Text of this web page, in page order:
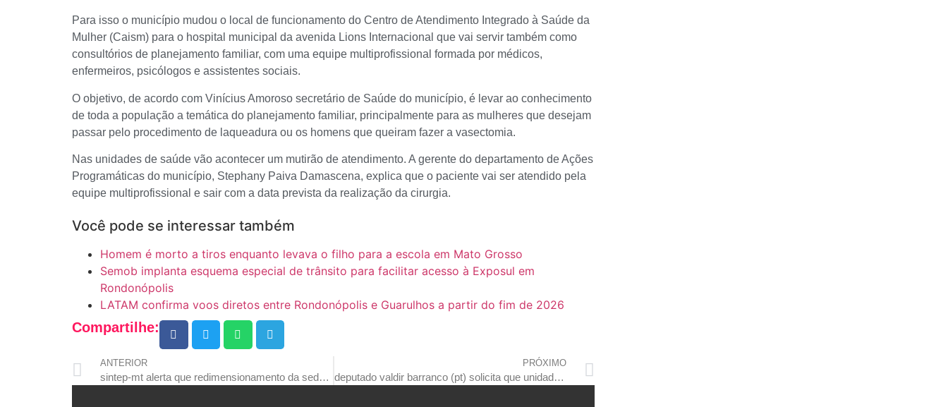
Para isso o município mudou o local de funcionamento do Centro de Atendimento Integrado à Saúde da
Mulher (Caism) para o hospital municipal da avenida Lions Internacional que vai servir também como
consultórios de planejamento familiar, com uma equipe multiprofissional formada por médicos,
enfermeiros, psicólogos e assistentes sociais.
O objetivo, de acordo com Vinícius Amoroso secretário de Saúde do município, é levar ao conhecimento
de toda a população a temática do planejamento familiar, principalmente para as mulheres que desejam
passar pelo procedimento de laqueadura ou os homens que queiram fazer a vasectomia.
Nas unidades de saúde vão acontecer um mutirão de atendimento. A gerente do departamento de Ações
Programáticas do município, Stephany Paiva Damascena, explica que o paciente vai ser atendido pela
equipe multiprofissional e sair com a data prevista da realização da cirurgia.
Você pode se interessar também
Homem é morto a tiros enquanto levava o filho para a escola em Mato Grosso
Semob implanta esquema especial de trânsito para facilitar acesso à Exposul em
Rondonópolis
LATAM confirma voos diretos entre Rondonópolis e Guarulhos a partir do fim de 2026
Compartilhe:
ANTERIOR
sintep-mt alerta que redimensionamento da seduc eliminará postos de trabalho na educação
PRÓXIMO
deputado valdir barranco (pt) solicita que unidade do incra em rondonópolis não seja fechada